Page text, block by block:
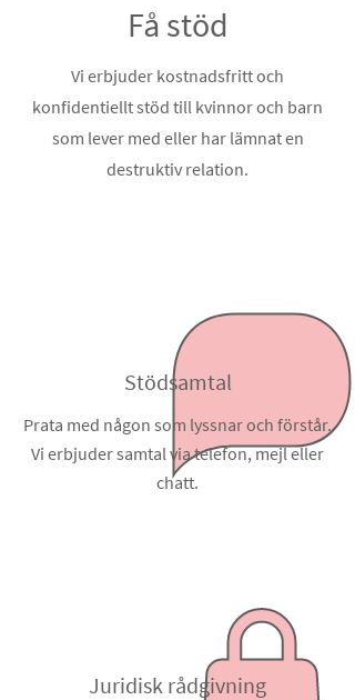
Få stöd
Vi erbjuder kostnadsfritt och
konfidentiellt stöd till kvinnor och barn
som lever med eller har lämnat en
destruktiv relation.
Stödsamtal
Prata med någon som lyssnar och förstår.
Vi erbjuder samtal via telefon, mejl eller
chatt.
Juridisk rådgivning